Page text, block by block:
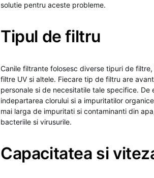
solutie pentru aceste probleme.
Tipul de filtru
Canile filtrante folosesc diverse tipuri de
filtre UV si altele. Fiecare tip de filtru are
personale si de necesitatile tale specifice.
indepartarea clorului si a impuritatilor
mai larga de impuritati si contaminanti din
bacteriile si virusurile.
Capacitatea si